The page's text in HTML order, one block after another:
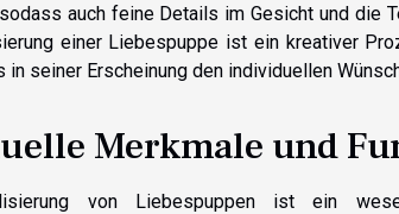
auch feine Details im Gesicht und die
einer Liebespuppe ist ein kreativer
in seiner Erscheinung den individuellen
Merkmale und
von Liebespuppen ist ein